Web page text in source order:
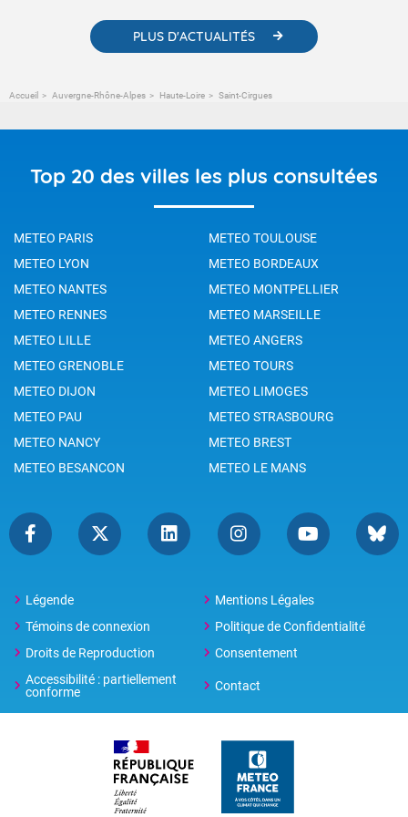
PLUS D'ACTUALITÉS
Accueil Auvergne-Rhône-Alpes Haute-Loire Saint-Cirgues
Top 20 des villes les plus consultées
METEO PARIS
METEO TOULOUSE
METEO LYON
METEO BORDEAUX
METEO NANTES
METEO MONTPELLIER
METEO RENNES
METEO MARSEILLE
METEO LILLE
METEO ANGERS
METEO GRENOBLE
METEO TOURS
METEO DIJON
METEO LIMOGES
METEO PAU
METEO STRASBOURG
METEO NANCY
METEO BREST
METEO BESANCON
METEO LE MANS
Légende
Mentions Légales
Témoins de connexion
Politique de Confidentialité
Droits de Reproduction
Consentement
Accessibilité : partiellement
conforme
Contact